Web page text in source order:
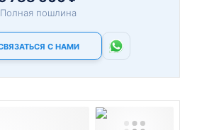
Полная пошлина
С НАМИ